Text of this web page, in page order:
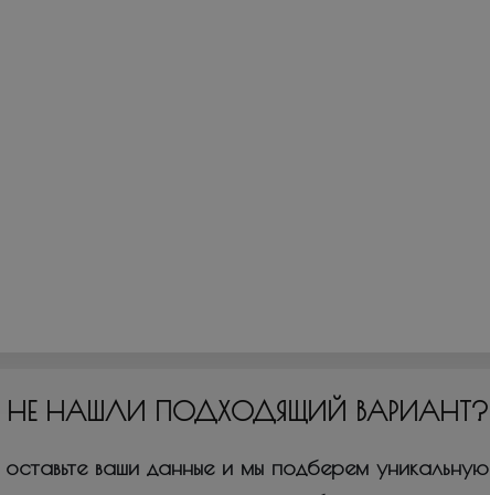
НЕ НАШЛИ ПОДХОДЯЩИЙ ВАРИАНТ?
оставьте ваши данные и мы подберем уникальную